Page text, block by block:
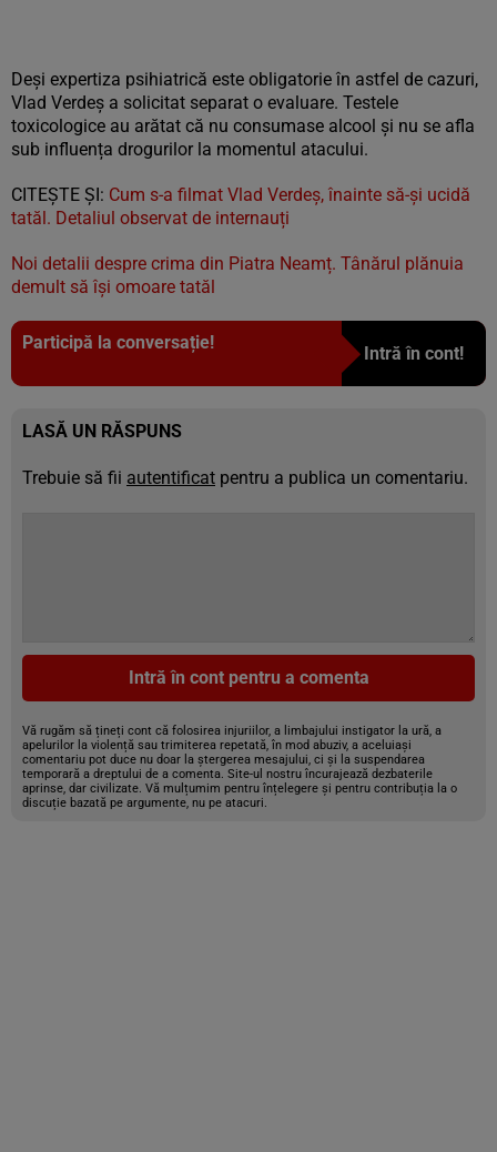
Deși expertiza psihiatrică este obligatorie în astfel de cazuri,
Vlad Verdeș a solicitat separat o evaluare. Testele
toxicologice au arătat că nu consumase alcool și nu se afla
sub influența drogurilor la momentul atacului.
CITEŞTE ŞI: Cum s-a filmat Vlad Verdeș, înainte să-și ucidă
tatăl. Detaliul observat de internauți
Noi detalii despre crima din Piatra Neamț. Tânărul plănuia
demult să își omoare tatăl
Participă la conversație!
Intră în cont!
LASĂ UN RĂSPUNS
Trebuie să fii autentificat pentru a publica un comentariu.
Intră în cont pentru a comenta
Vă rugăm să țineți cont că folosirea injuriilor, a limbajului instigator la ură, a
apelurilor la violență sau trimiterea repetată, în mod abuziv, a aceluiași
comentariu pot duce nu doar la ștergerea mesajului, ci și la suspendarea
temporară a dreptului de a comenta. Site-ul nostru încurajează dezbaterile
aprinse, dar civilizate. Vă mulțumim pentru înțelegere și pentru contribuția la o
discuție bazată pe argumente, nu pe atacuri.